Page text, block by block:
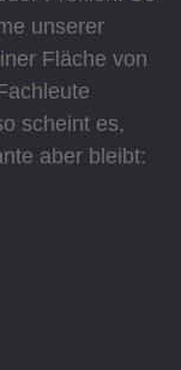
unserer
Fläche von
scheint es,
aber bleibt: